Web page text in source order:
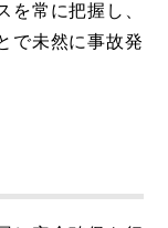
を常に把握し、
で未然に事故発